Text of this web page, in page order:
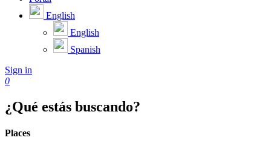
English
English
Spanish
Sign in
0
¿Qué estás buscando?
Places